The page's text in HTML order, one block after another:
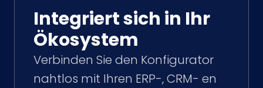
Integriert sich in Ihr
Ökosystem
Verbinden Sie den Konfigurator
nahtlos mit Ihren ERP-, CRM- en